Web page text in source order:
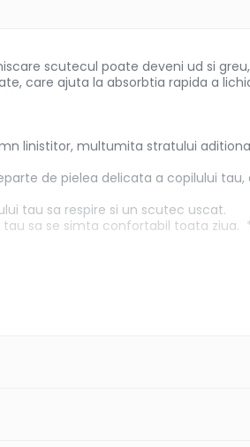
scutecul poate deveni ud si
care ajuta la absorbtia rapida a
linistitor, multumita stratului
de pielea delicata a copilului
tau sa respire si un scutec uscat.
sa se simta confortabil toata ziua.